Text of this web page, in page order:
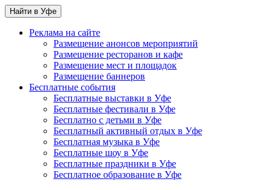
Найти в Уфе
Реклама на сайте
Размещение анонсов мероприятий
Размещение ресторанов и кафе
Размещение мест и площадок
Размещение баннеров
Бесплатные события
Бесплатные выставки в Уфе
Бесплатные фестивали в Уфе
Бесплатно с детьми в Уфе
Бесплатный активный отдых в Уфе
Бесплатная музыка в Уфе
Бесплатные шоу в Уфе
Бесплатные праздники в Уфе
Бесплатное образование в Уфе